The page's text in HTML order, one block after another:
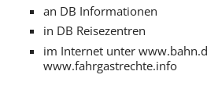
an DB Informationen
in DB Reisezentren
im Internet unter
www.fahrgastrechte.info